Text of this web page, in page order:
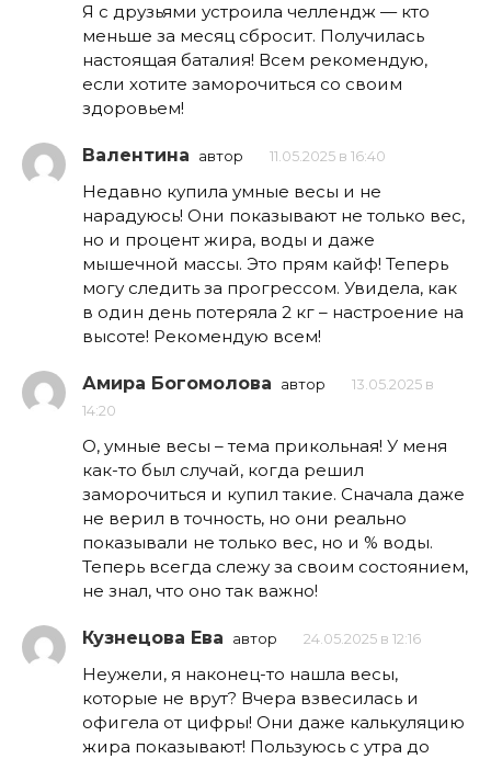
Я с друзьями устроила челлендж — кто
меньше за месяц сбросит. Получилась
настоящая баталия! Всем рекомендую,
если хотите заморочиться со своим
здоровьем!
Валентина автор 11.05.2025 в 16:40
Недавно купила умные весы и не
нарадуюсь! Они показывают не только вес,
но и процент жира, воды и даже
мышечной массы. Это прям кайф! Теперь
могу следить за прогрессом. Увидела, как
в один день потеряла 2 кг – настроение на
высоте! Рекомендую всем!
Амира Богомолова автор
13.05.2025 в
14:20
О, умные весы – тема прикольная! У меня
как-то был случай, когда решил
заморочиться и купил такие. Сначала даже
не верил в точность, но они реально
показывали не только вес, но и % воды.
Теперь всегда слежу за своим состоянием,
не знал, что оно так важно!
Кузнецова Ева автор 24.05.2025 в 12:16
Неужели, я наконец-то нашла весы,
которые не врут? Вчера взвесилась и
офигела от цифры! Они даже калькуляцию
жира показывают! Пользуюсь с утра до